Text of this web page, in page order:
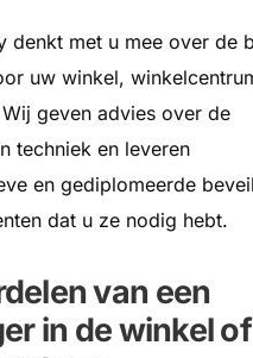
denkt met u mee over de
uw winkel,
geven advies over de
techniek en leveren
en gediplomeerde
dat u ze nodig hebt.
van een
in de winkel of